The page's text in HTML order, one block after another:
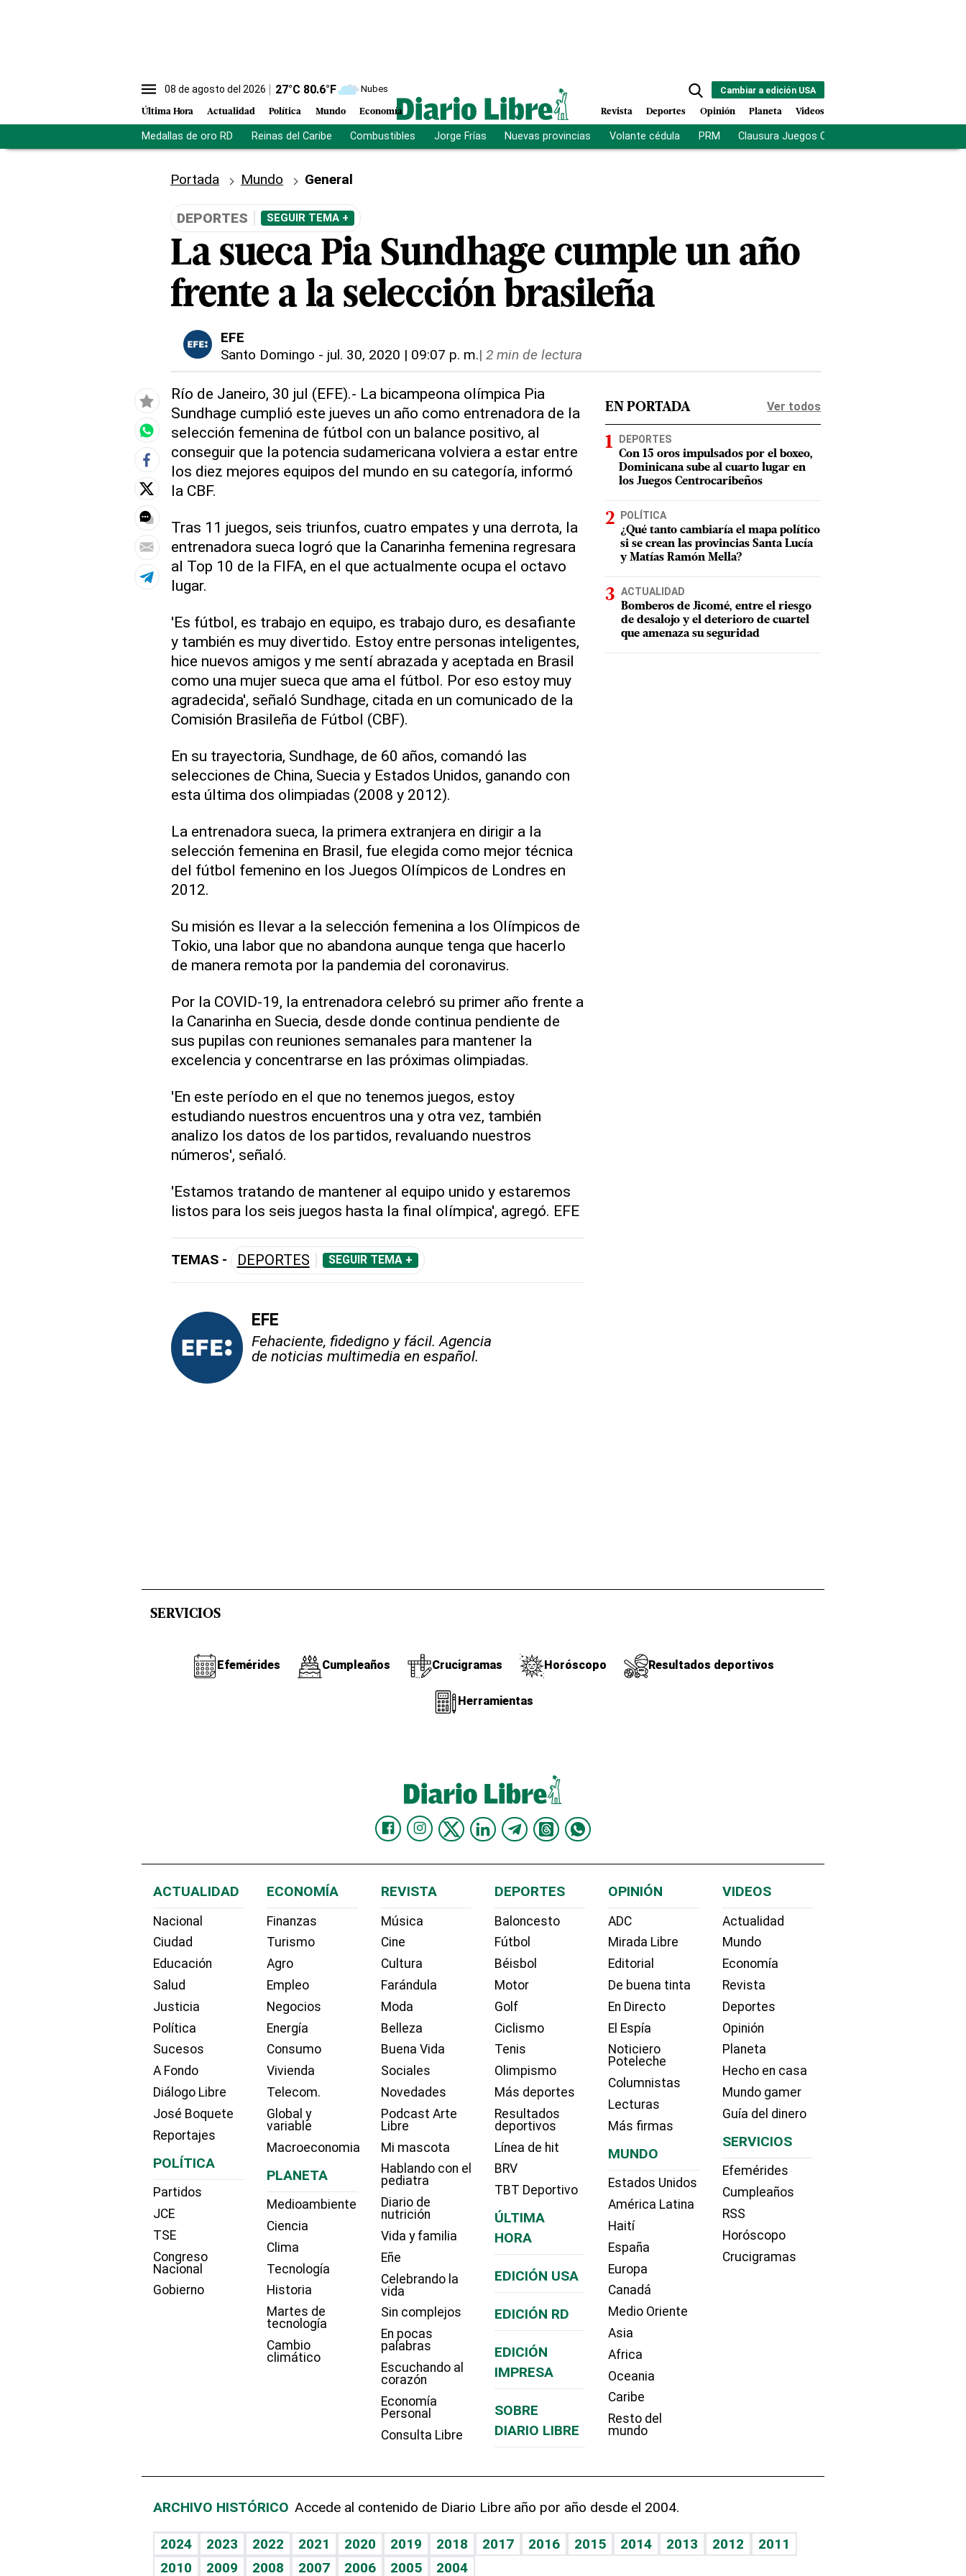
08 de agosto del 2026 27°C 80.6°F Nubes
Última Hora Actualidad Política Mundo Economía
Cambiar a edición USA
Revista Deportes Opinión Planeta Videos
Medallas de oro RD Reinas del Caribe Combustibles Jorge Frías Nuevas provincias Volante cédula PRM Clausura Juegos Centroamericanos
Portada Mundo General
DEPORTES SEGUIR TEMA +
La sueca Pia Sundhage cumple un año
frente a la selección brasileña
EFE
Santo Domingo - jul. 30, 2020 | 09:07 p. m.| 2 min de lectura
Río de Janeiro, 30 jul (EFE).- La bicampeona olímpica Pia
Sundhage cumplió este jueves un año como entrenadora de la
selección femenina de fútbol con un balance positivo, al
conseguir que la potencia sudamericana volviera a estar entre
los diez mejores equipos del mundo en su categoría, informó
la CBF.
Tras 11 juegos, seis triunfos, cuatro empates y una derrota, la
entrenadora sueca logró que la Canarinha femenina regresara
al Top 10 de la FIFA, en el que actualmente ocupa el octavo
lugar.
'Es fútbol, es trabajo en equipo, es trabajo duro, es desafiante
y también es muy divertido. Estoy entre personas inteligentes,
hice nuevos amigos y me sentí abrazada y aceptada en Brasil
como una mujer sueca que ama el fútbol. Por eso estoy muy
agradecida', señaló Sundhage, citada en un comunicado de la
Comisión Brasileña de Fútbol (CBF).
En su trayectoria, Sundhage, de 60 años, comandó las
selecciones de China, Suecia y Estados Unidos, ganando con
esta última dos olimpiadas (2008 y 2012).
La entrenadora sueca, la primera extranjera en dirigir a la
selección femenina en Brasil, fue elegida como mejor técnica
del fútbol femenino en los Juegos Olímpicos de Londres en
2012.
Su misión es llevar a la selección femenina a los Olímpicos de
Tokio, una labor que no abandona aunque tenga que hacerlo
de manera remota por la pandemia del coronavirus.
Por la COVID-19, la entrenadora celebró su primer año frente a
la Canarinha en Suecia, desde donde continua pendiente de
sus pupilas con reuniones semanales para mantener la
excelencia y concentrarse en las próximas olimpiadas.
'En este período en el que no tenemos juegos, estoy
estudiando nuestros encuentros una y otra vez, también
analizo los datos de los partidos, revaluando nuestros
números', señaló.
'Estamos tratando de mantener al equipo unido y estaremos
listos para los seis juegos hasta la final olímpica', agregó. EFE
TEMAS - DEPORTES SEGUIR TEMA +
EFE
Fehaciente, fidedigno y fácil. Agencia
de noticias multimedia en español.
EN PORTADA Ver todos
DEPORTES
Con 15 oros impulsados por el boxeo,
Dominicana sube al cuarto lugar en
los Juegos Centrocaribeños
POLÍTICA
¿Qué tanto cambiaría el mapa político
si se crean las provincias Santa Lucía
y Matías Ramón Mella?
ACTUALIDAD
Bomberos de Jicomé, entre el riesgo
de desalojo y el deterioro de cuartel
que amenaza su seguridad
SERVICIOS
Efemérides Cumpleaños Crucigramas Horóscopo Resultados deportivos
Herramientas
ACTUALIDAD
Nacional
Ciudad
Educación
Salud
Justicia
Política
Sucesos
A Fondo
Diálogo Libre
José Boquete
Reportajes
POLÍTICA
Partidos
JCE
TSE
Congreso
Nacional
Gobierno
ECONOMÍA
Finanzas
Turismo
Agro
Empleo
Negocios
Energía
Consumo
Vivienda
Telecom.
Global y
variable
Macroeconomia
PLANETA
Medioambiente
Ciencia
Clima
Tecnología
Historia
Martes de
tecnología
Cambio
climático
REVISTA
Música
Cine
Cultura
Farándula
Moda
Belleza
Buena Vida
Sociales
Novedades
Podcast Arte
Libre
Mi mascota
Hablando con el
pediatra
Diario de
nutrición
Vida y familia
Eñe
Celebrando la
vida
Sin complejos
En pocas
palabras
Escuchando al
corazón
Economía
Personal
Consulta Libre
DEPORTES
Baloncesto
Fútbol
Béisbol
Motor
Golf
Ciclismo
Tenis
Olimpismo
Más deportes
Resultados
deportivos
Línea de hit
BRV
TBT Deportivo
ÚLTIMA
HORA
EDICIÓN USA
EDICIÓN RD
EDICIÓN
IMPRESA
SOBRE
DIARIO LIBRE
OPINIÓN
ADC
Mirada Libre
Editorial
De buena tinta
En Directo
El Espía
Noticiero
Poteleche
Columnistas
Lecturas
Más firmas
MUNDO
Estados Unidos
América Latina
Haití
España
Europa
Canadá
Medio Oriente
Asia
Africa
Oceania
Caribe
Resto del
mundo
VIDEOS
Actualidad
Mundo
Economía
Revista
Deportes
Opinión
Planeta
Hecho en casa
Mundo gamer
Guía del dinero
SERVICIOS
Efemérides
Cumpleaños
RSS
Horóscopo
Crucigramas
ARCHIVO HISTÓRICO Accede al contenido de Diario Libre año por año desde el 2004.
2024 2023 2022 2021 2020 2019 2018 2017 2016 2015 2014 2013 2012
2011
2010
2009 2008 2007 2006 2005 2004